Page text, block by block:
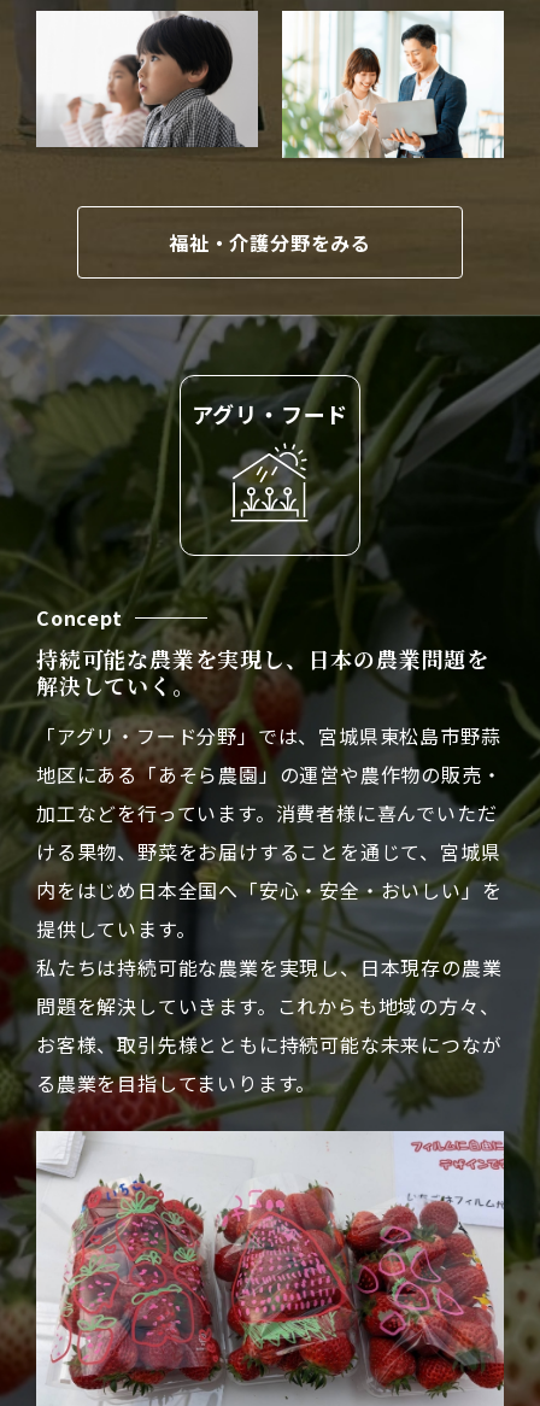
福祉・介護分野をみる
アグリ・フード
Concept
持続可能な農業を実現し、日本の農業問題を
解決していく。
「アグリ・フード分野」では、宮城県東松島市野蒜
地区にある「あそら農園」の運営や農作物の販売・
加工などを行っています。消費者様に喜んでいただ
ける果物、野菜をお届けすることを通じて、宮城県
内をはじめ日本全国へ「安心・安全・おいしい」を
提供しています。
私たちは持続可能な農業を実現し、日本現存の農業
問題を解決していきます。これからも地域の方々、
お客様、取引先様とともに持続可能な未来につなが
る農業を目指してまいります。